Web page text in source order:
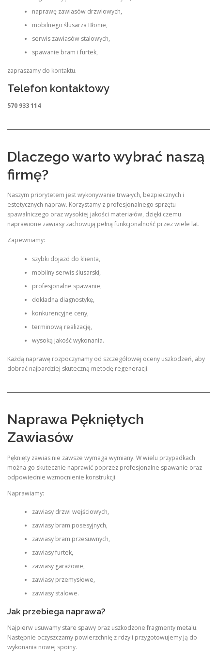
naprawę zawiasów drzwiowych,
mobilnego ślusarza Błonie,
serwis zawiasów stalowych,
spawanie bram i furtek,
zapraszamy do kontaktu.
Telefon kontaktowy
570 933 114
Dlaczego warto wybrać naszą
firmę?
Naszym priorytetem jest wykonywanie trwałych, bezpiecznych i
estetycznych napraw. Korzystamy z profesjonalnego sprzętu
spawalniczego oraz wysokiej jakości materiałów, dzięki czemu
naprawione zawiasy zachowują pełną funkcjonalność przez wiele lat.
Zapewniamy:
szybki dojazd do klienta,
mobilny serwis ślusarski,
profesjonalne spawanie,
dokładną diagnostykę,
konkurencyjne ceny,
terminową realizację,
wysoką jakość wykonania.
Każdą naprawę rozpoczynamy od szczegółowej oceny uszkodzeń, aby
dobrać najbardziej skuteczną metodę regeneracji.
Naprawa Pękniętych
Zawiasów
Pęknięty zawias nie zawsze wymaga wymiany. W wielu przypadkach
można go skutecznie naprawić poprzez profesjonalne spawanie oraz
odpowiednie wzmocnienie konstrukcji.
Naprawiamy:
zawiasy drzwi wejściowych,
zawiasy bram posesyjnych,
zawiasy bram przesuwnych,
zawiasy furtek,
zawiasy garażowe,
zawiasy przemysłowe,
zawiasy stalowe.
Jak przebiega naprawa?
Najpierw usuwamy stare spawy oraz uszkodzone fragmenty metalu.
Następnie oczyszczamy powierzchnię z rdzy i przygotowujemy ją do
wykonania nowej spoiny.